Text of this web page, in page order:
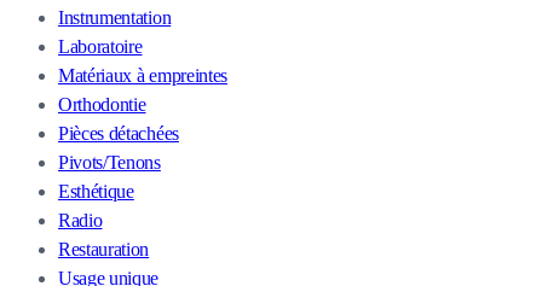
Instrumentation
Laboratoire
Matériaux à empreintes
Orthodontie
Pièces détachées
Pivots/Tenons
Esthétique
Radio
Restauration
Usage unique